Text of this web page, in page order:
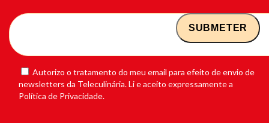
Autorizo o tratamento do meu email para efeito de envio de
newsletters da Teleculinária. Li e aceito expressamente a
Política de Privacidade.